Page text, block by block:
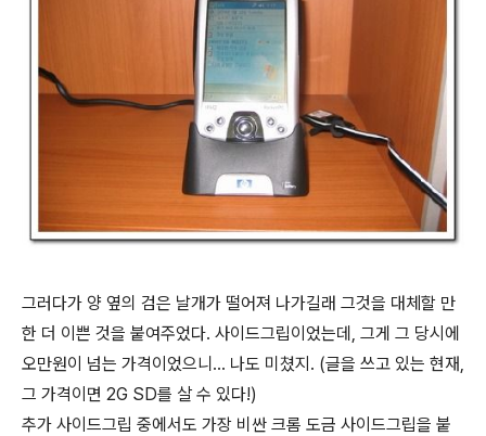
그러다가 양 옆의 검은 날개가 떨어져 나가길래 그것을 대체할 만
한 더 이쁜 것을 붙여주었다. 사이드그립이었는데, 그게 그 당시에
오만원이 넘는 가격이었으니... 나도 미쳤지. (글을 쓰고 있는 현재,
그 가격이면 2G SD를 살 수 있다!)
추가 사이드그립 중에서도 가장 비싼 크롬 도금 사이드그립을 붙